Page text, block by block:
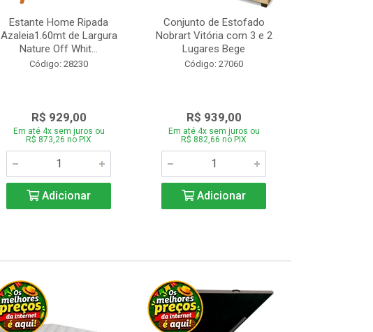
Estante Home Ripada
Azaleia1.60mt de Largura
Nature Off Whit...
Código: 28230
R$ 929,00
Em até 4x sem juros ou
R$ 873,26 no PIX
Adicionar
Conjunto de Estofado
Nobrart Vitória com 3 e 2
Lugares Bege
Código: 27060
R$ 939,00
Em até 4x sem juros ou
R$ 882,66 no PIX
Adicionar